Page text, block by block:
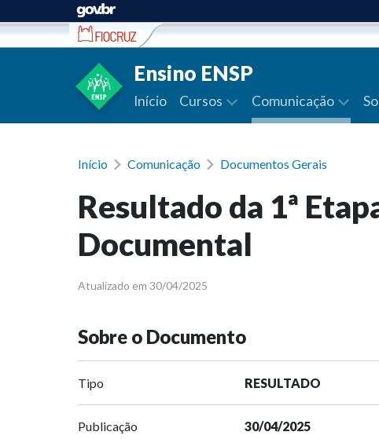
Ir para conteúdo
Ensino ENSP
Início Cursos Comunicação
Início Comunicação Documentos Gerais
Resultado da 1ª
Documental
Atualizado em 30/04/2025
Sobre o Documento
Tipo RESULTADO
Publicação 30/04/2025